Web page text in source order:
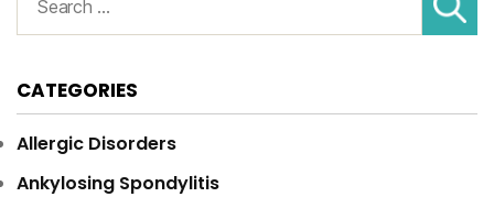
for:
CATEGORIES
Allergic Disorders
Ankylosing Spondylitis